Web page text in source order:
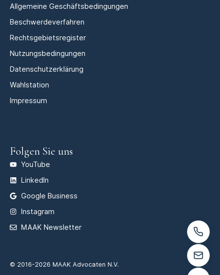
Allgemeine Geschäftsbedingungen
Beschwerdeverfahren
Rechtsgebietsregister
Nutzungsbedingungen
Datenschutzerklärung
Wahlstation
Impressum
Folgen Sie uns
YouTube
LinkedIn
Google Business
Instagram
MAAK Newsletter
© 2016-2026 MAAK Advocaten N.V.